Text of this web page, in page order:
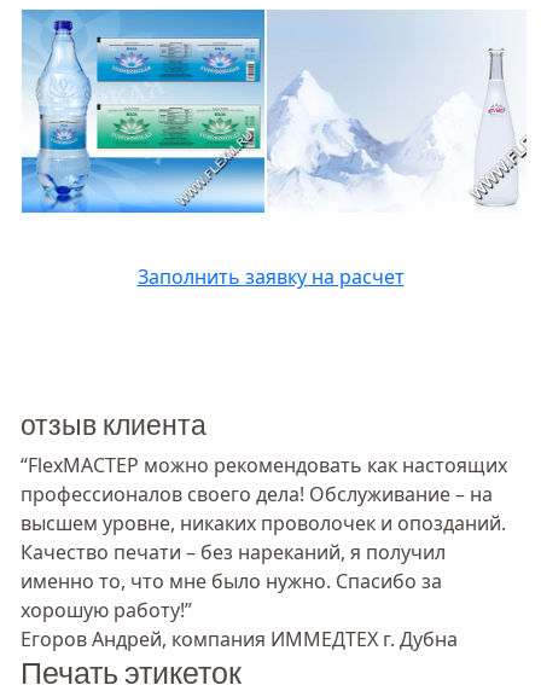
Заполнить заявку на расчет
отзыв клиента
“FlexМАСТЕР можно рекомендовать как настоящих
профессионалов своего дела! Обслуживание – на
высшем уровне, никаких проволочек и опозданий.
Качество печати – без нареканий, я получил
именно то, что мне было нужно. Спасибо за
хорошую работу!”
Егоров Андрей, компания ИММЕДТЕХ г. Дубна
Печать этикеток